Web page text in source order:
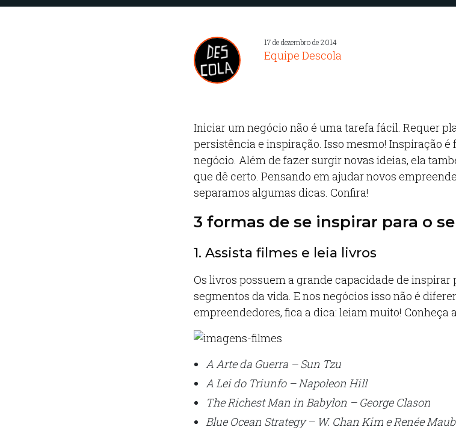
17 de dezembro de 2014
Equipe Descola
Iniciar um negócio não é uma tarefa fácil. Requer
persistência e inspiração. Isso mesmo! Inspiração
negócio. Além de fazer surgir novas ideias, ela
que dê certo. Pensando em ajudar novos
separamos algumas dicas. Confira!
3 formas de se inspirar para o
1. Assista filmes e leia livros
Os livros possuem a grande capacidade de inspirar
segmentos da vida. E nos negócios isso não é
empreendedores, fica a dica: leiam muito! Conheça
A Arte da Guerra – Sun Tzu
A Lei do Triunfo – Napoleon Hill
The Richest Man in Babylon – George Clason
Blue Ocean Strategy – W. Chan Kim e Renée